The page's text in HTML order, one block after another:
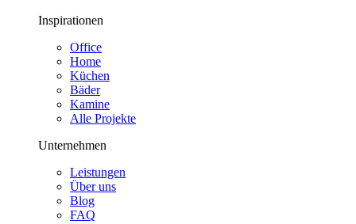
Inspirationen
Office
Home
Küchen
Bäder
Kamine
Alle Projekte
Unternehmen
Leistungen
Über uns
Blog
FAQ